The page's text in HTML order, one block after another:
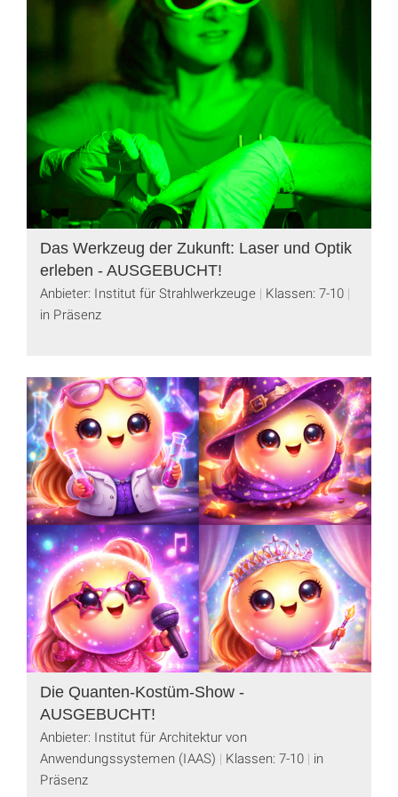
Das Werkzeug der Zukunft: Laser und Optik
erleben - AUSGEBUCHT!
Anbieter: Institut für Strahlwerkzeuge Klassen: 7-10
in Präsenz
Die Quanten-Kostüm-Show -
AUSGEBUCHT!
Anbieter: Institut für Architektur von
Anwendungssystemen (IAAS)
Klassen: 7-10 in
Präsenz